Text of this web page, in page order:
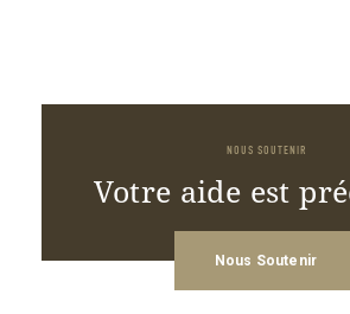
NOUS SOUTENIR
Votre aide est
Nous Soutenir